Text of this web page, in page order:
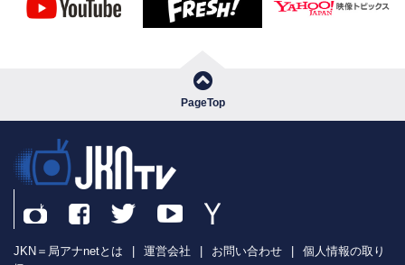
PageTop
JKN＝局アナnetとは 運営会社 お問い合わせ
個人情報の取り